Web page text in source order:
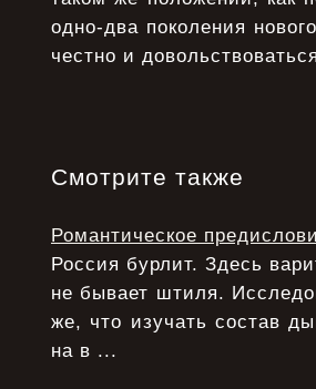
одно-два поколения
честно и
Смотрите также
Романтическое
Россия бурлит. Здесь
не бывает штиля.
же, что изучать состав
на в ...